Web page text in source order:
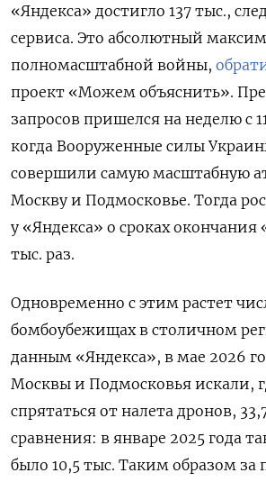
«Яндекса» достигло 137 тыс.,
сервиса. Это абсолютный
полномасштабной войны,
проект «Можем объяснить».
запросов пришелся на неделю с
когда Вооруженные силы
совершили самую масштабную
Москву и Подмосковье. Тогда
у «Яндекса» о сроках окончания
тыс. раз.
Одновременно с этим растет
бомбоубежищах в столичном
данным «Яндекса», в мае 2026
Москвы и Подмосковья искали,
спрятаться от налета дронов,
сравнения: в январе 2025 года
было 10,5 тыс. Таким образом за